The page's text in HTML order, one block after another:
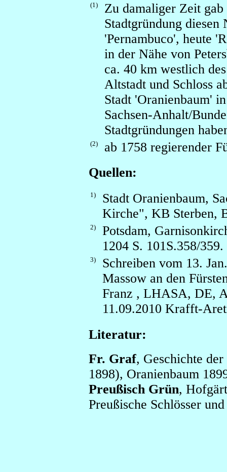
(1)
Zu damaliger Zeit
Stadtgründung diesen
'Pernambuco', heute
in der Nähe von
ca. 40 km westlich
Altstadt und Schloss
Stadt 'Oranienbaum'
Sachsen-Anhalt/
Stadtgründungen
(2)
ab 1758 regierender
Quellen:
1)
Stadt Oranienbaum,
Kirche", KB Sterben,
2)
Potsdam,
1204 S. 101S.358/359.
3)
Schreiben vom 13.
Massow an den
Franz , LHASA, DE,
11.09.2010 Krafft-
Literatur:
Fr. Graf, Geschichte
1898), Oranienbaum
Preußisch Grün,
Preußische Schlösser